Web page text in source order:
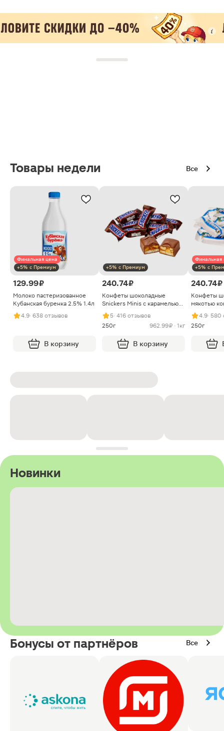
Товары недели Все
Финальная цена
+5% с Премиум
129.99 ₽
Молоко пастеризованное
Кубанская буренка 2.5% 1.4л
4.9· 638 отзывов
В корзину
+5% с Премиум
240.74 ₽
Конфеты шоколадные
Snickers Minis с карамелью
арахисом и нугой
5· 416 отзывов
250г
962.99 ₽ · 1кг
В корзину
Финальная
+5% с
240.74 ₽
Конфеты
мякотью
4.9· 580
250г
Новинки
Бонусы от партнёров Все